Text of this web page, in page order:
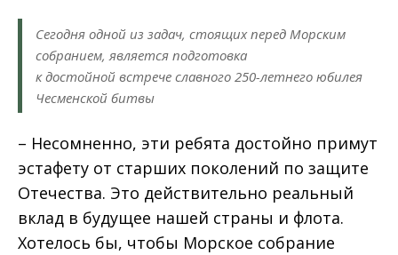
Сегодня одной из задач, стоящих перед Морским
собранием, является подготовка
к достойной встрече славного 250-летнего юбилея
Чесменской битвы
– Несомненно, эти ребята достойно примут
эстафету от старших поколений по защите
Отечества. Это действительно реальный
вклад в будущее нашей страны и флота.
Хотелось бы, чтобы Морское собрание